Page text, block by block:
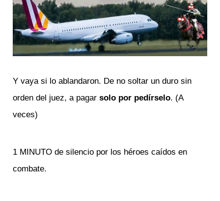
Y vaya si lo ablandaron. De no soltar un duro sin
orden del juez, a pagarsolo por pedírselo. (A
veces)
1 MINUTO de silencio por los héroes caídos en
combate.